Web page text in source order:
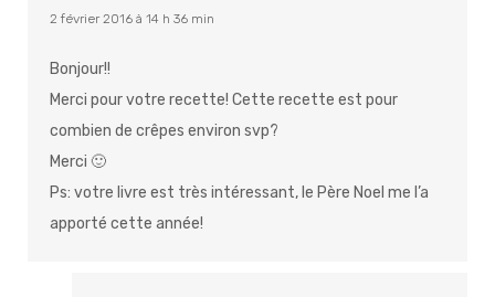
2 février 2016 à 14 h 36 min
Bonjour!!
Merci pour votre recette! Cette recette est pour
combien de crêpes environ svp?
Merci 🙂
Ps: votre livre est très intéressant, le Père Noel me l’a
apporté cette année!